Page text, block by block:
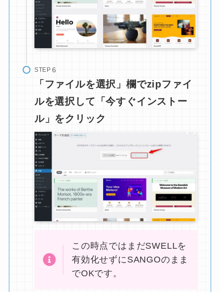
STEP
「ファイルを選択」欄でzipファイ
ルを選択して「今すぐインストー
ル」をクリック
この時点ではまだSWELLを
有効化せずにSANGOのまま
でOKです。